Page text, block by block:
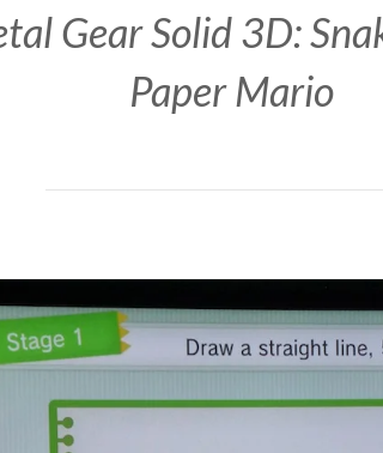
Gear Solid 3D:
Paper Mario